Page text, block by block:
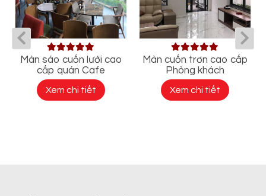
Màn sáo cuốn lưới cao
cấp quán Cafe
Xem chi tiết
Màn cuốn trơn cao cấp
Phòng khách
Xem chi tiết